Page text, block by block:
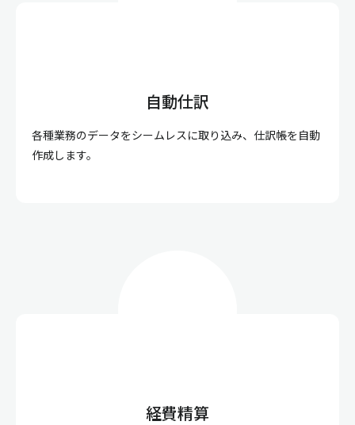
自動仕訳
各種業務のデータをシームレスに取り込み、仕訳帳を自動
作成します。
経費精算